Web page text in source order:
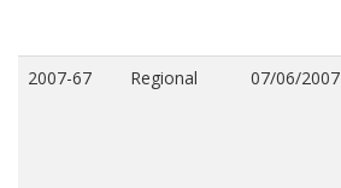
2007-67 Regional 07/06/2007